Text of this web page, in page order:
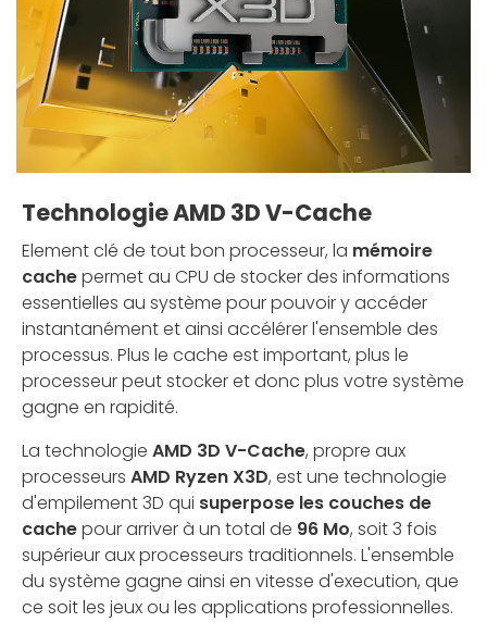
Technologie AMD 3D V-Cache
Element clé de tout bon processeur, la mémoire
cachepermet au CPU de stocker des informations
essentielles au système pour pouvoir y accéder
instantanément et ainsi accélérer l'ensemble des
processus. Plus le cache est important, plus le
processeur peut stocker et donc plus votre système
gagne en rapidité.
La technologie AMD 3D V-Cache, propre aux
processeurs AMD Ryzen X3D, est une technologie
d'empilement 3D qui superpose les couches de
cachepour arriver à un total de 96 Mo, soit 3 fois
supérieur aux processeurs traditionnels. L'ensemble
du système gagne ainsi en vitesse d'execution, que
ce soit les jeux ou les applications professionnelles.